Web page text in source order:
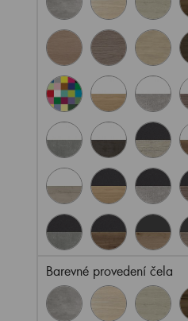
Barevné provedení čela